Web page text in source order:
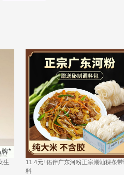
生
11.4元! 佑伴广东河粉正宗潮汕粿条
料